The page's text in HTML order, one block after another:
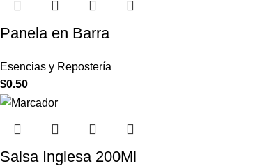
Panela en Barra
Esencias y Repostería
$0.50
Salsa Inglesa 200Ml